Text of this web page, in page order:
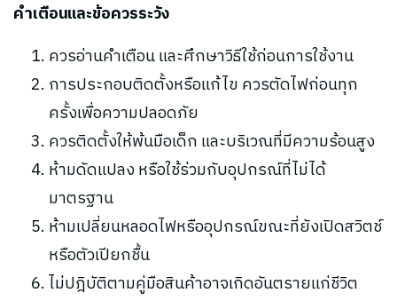
คำเตือนและข้อควรระวัง
ควรอ่านคำเตือน และศึกษาวิธีใช้ก่อนการใช้งาน
การประกอบติดตั้งหรือแก้ไข ควรตัดไฟก่อนทุก
ครั้งเพื่อความปลอดภัย
ควรติดตั้งให้พ้นมือเด็ก และบริเวณที่มีความร้อนสูง
ห้ามดัดแปลง หรือใช้ร่วมกับอุปกรณ์ที่ไม่ได้
มาตรฐาน
ห้ามเปลี่ยนหลอดไฟหรืออุปกรณ์ขณะที่ยังเปิดสวิตช์
หรือตัวเปียกชื้น
ไม่ปฎิบัติตามคู่มือสินค้าอาจเกิดอันตรายแก่ชีวิต